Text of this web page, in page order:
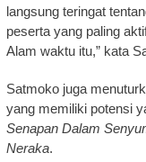
langsung teringat
peserta yang paling
Alam waktu itu,” kata
Satmoko juga
yang memiliki potensi
Senapan Dalam
Neraka.